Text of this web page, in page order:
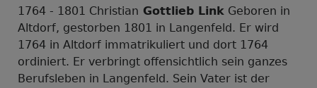
1764 - 1801 Christian Gottlieb Link Geboren in
Altdorf, gestorben 1801 in Langenfeld. Er wird
1764 in Altdorf immatrikuliert und dort 1764
ordiniert. Er verbringt offensichtlich sein ganzes
Berufsleben in Langenfeld. Sein Vater ist der